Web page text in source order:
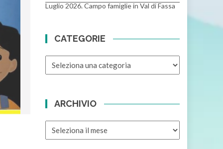
Luglio 2026. Campo famiglie in Val di Fassa
CATEGORIE
CATEGORIE
ARCHIVIO
ARCHIVIO